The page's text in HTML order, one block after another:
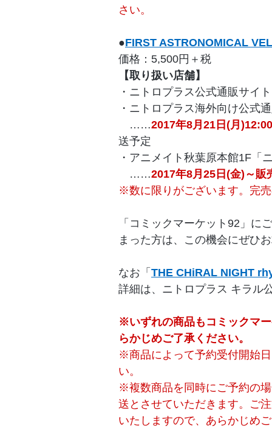
さい。
●FIRST ASTRONOMICAL
価格：5,500円＋税
【取り扱い店舗】
・ニトロプラス公式通販サイ
・ニトロプラス海外向け公式
……2017年8月21日(月
送予定
・アニメイト秋葉原本館1F「
……2017年8月25日(金)～販
※数に限りがございます。完
「コミックマーケット92」に
まった方は、この機会にぜひ
なお「 THE CHiRAL NIGHT
詳細は、ニトロプラス キラル
※いずれの商品もコミックマ
らかじめご了承ください。
※商品によって予約受付開始
い。
※複数商品を同時にご予約の
送とさせていただきます。ご
いたしますので、あらかじめ